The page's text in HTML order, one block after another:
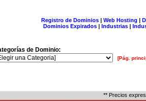
Registro de Dominios| Web Hosting |
Dominios Expirados | Industrias |
de Dominio:
[Pág.
** Precios